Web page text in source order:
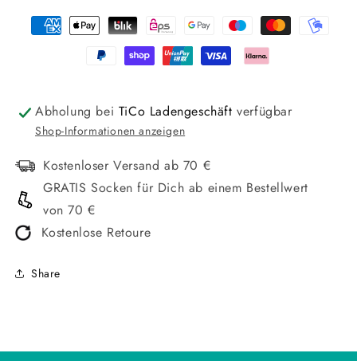
Zahlungsmethoden
Abholung bei TiCo Ladengeschäft verfügbar
Shop-Informationen anzeigen
Kostenloser Versand ab 70 €
GRATIS Socken für Dich ab einem Bestellwert
von 70 €
Kostenlose Retoure
Share